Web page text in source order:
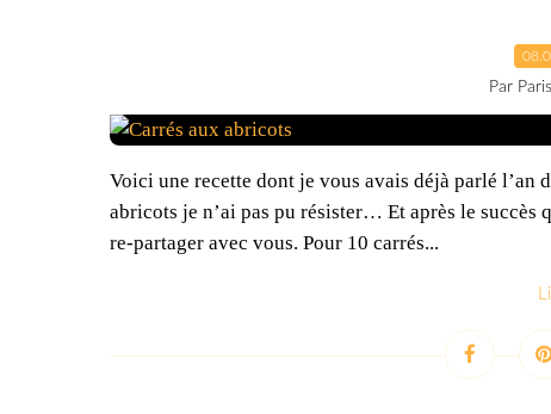
Par
Voici une recette dont je vous avais déjà parlé l’an
abricots je n’ai pas pu résister… Et après le succès
re-partager avec vous. Pour 10 carrés...